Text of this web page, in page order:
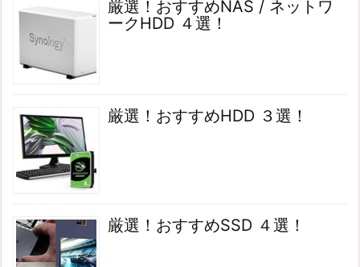
厳選！おすすめNAS / ネットワ
ークHDD ４選！
厳選！おすすめHDD ３選！
厳選！おすすめSSD ４選！